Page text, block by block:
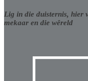
Lig in die duisternis, hier
mekaar en die wêreld